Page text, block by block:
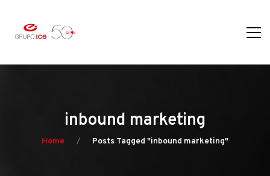
inbound marketing
Home Posts Tagged "inbound marketing"